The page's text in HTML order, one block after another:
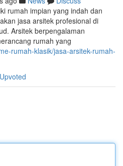
rumah impian yang indah dan
jasa arsitek profesional di
Arsitek berpengalaman
rumah yang
rumah-klasik/jasa-arsitek-rumah-